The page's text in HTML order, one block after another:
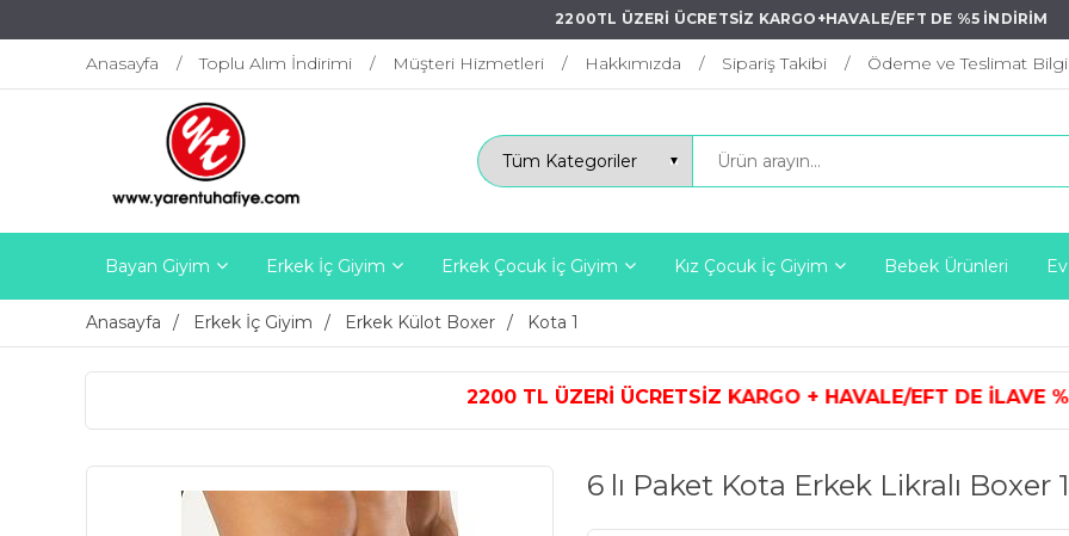
2200TL ÜZERİ ÜCRETSİZ KARGO+HAVALE/EFT DE %5 İNDİRİM
Anasayfa Toplu Alım İndirimi Müşteri Hizmetleri Hakkımızda Sipariş Takibi Ödeme ve Teslimat
Bayan Giyim Erkek İç Giyim Erkek Çocuk İç Giyim Kız Çocuk İç Giyim Bebek Ürünleri
Anasayfa Erkek İç Giyim Erkek Külot Boxer Kota 1
2200 TL ÜZERİ ÜCRETSİZ KARGO + HAVALE/EFT DE İLAVE %5
6 lı Paket Kota Erkek Likralı Boxer